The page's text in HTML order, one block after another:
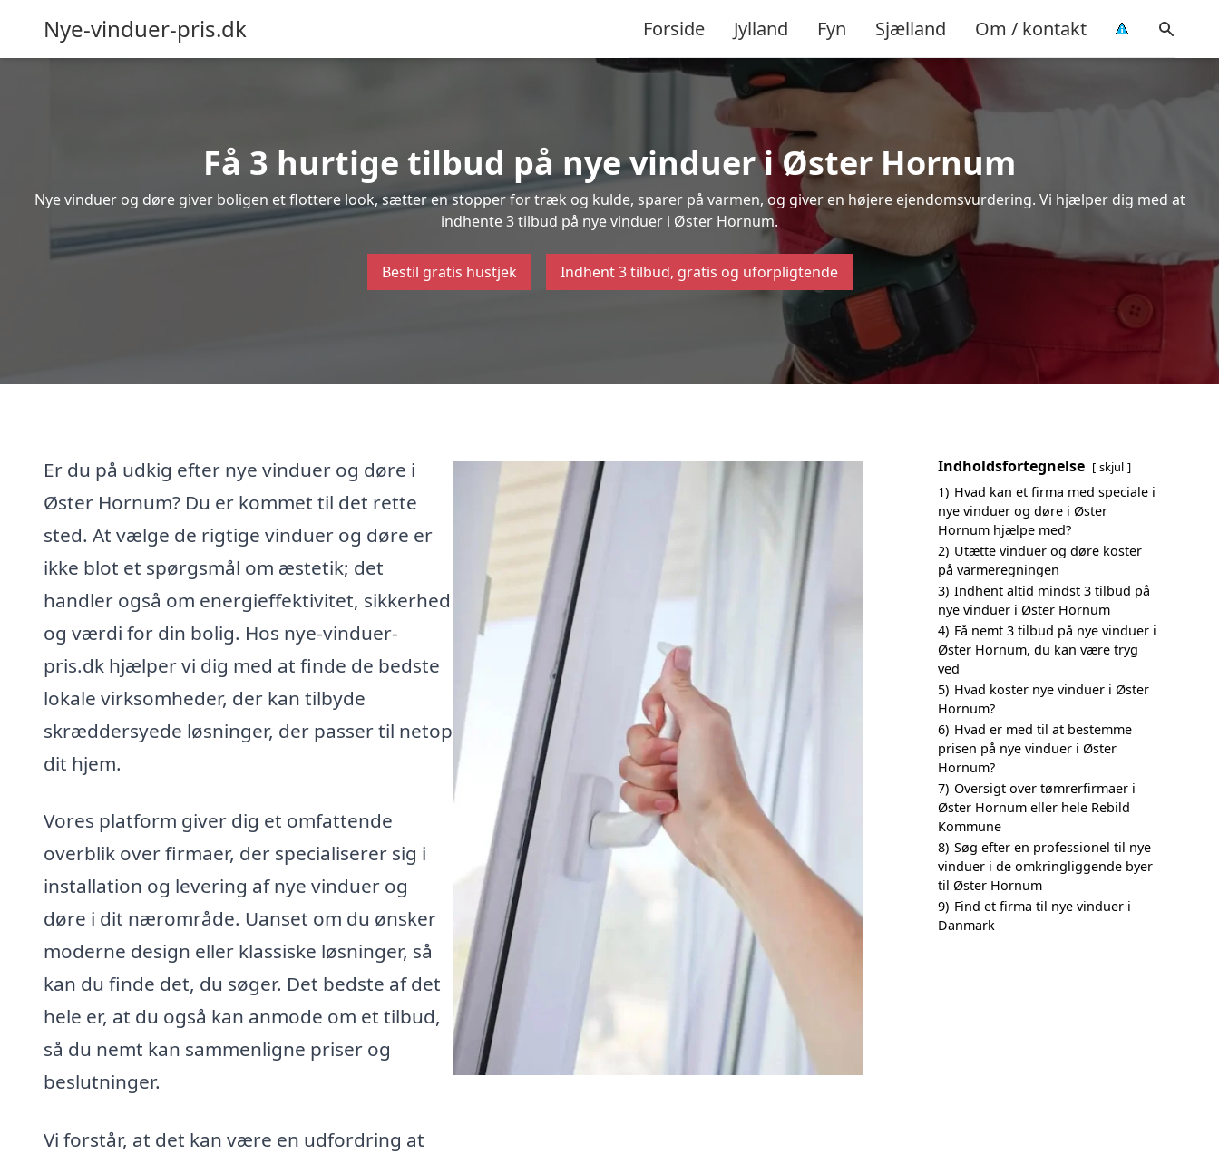
Nye-vinduer-pris.dk Forside Jylland Fyn Sjælland Om / kontakt
Få 3 hurtige tilbud på nye vinduer i Øster Hornum
Nye vinduer og døre giver boligen et flottere look, sætter en stopper for træk og kulde, sparer på varmen, og giver en højere ejendomsvurdering. Vi hjælper dig med at
indhente 3 tilbud på nye vinduer i Øster Hornum.
Bestil gratis hustjek Indhent 3 tilbud, gratis og uforpligtende
Er du på udkig efter nye vinduer og døre i
Øster Hornum? Du er kommet til det rette
sted. At vælge de rigtige vinduer og døre er
ikke blot et spørgsmål om æstetik; det
handler også om energieffektivitet, sikkerhed
og værdi for din bolig. Hos nye-vinduer-
pris.dk hjælper vi dig med at finde de bedste
lokale virksomheder, der kan tilbyde
skræddersyede løsninger, der passer til netop
dit hjem.
Vores platform giver dig et omfattende
overblik over firmaer, der specialiserer sig i
installation og levering af nye vinduer og
døre i dit nærområde. Uanset om du ønsker
moderne design eller klassiske løsninger, så
kan du finde det, du søger. Det bedste af det
hele er, at du også kan anmode om et tilbud,
så du nemt kan sammenligne priser og
beslutninger.
Vi forstår, at det kan være en udfordring at
Indholdsfortegnelse skjul
1) Hvad kan et firma med speciale i
nye vinduer og døre i Øster
Hornum hjælpe med?
2) Utætte vinduer og døre koster
på varmeregningen
3) Indhent altid mindst 3 tilbud på
nye vinduer i Øster Hornum
4) Få nemt 3 tilbud på nye vinduer i
Øster Hornum, du kan være tryg
ved
5) Hvad koster nye vinduer i Øster
Hornum?
6) Hvad er med til at bestemme
prisen på nye vinduer i Øster
Hornum?
7) Oversigt over tømrerfirmaer i
Øster Hornum eller hele Rebild
Kommune
8) Søg efter en professionel til nye
vinduer i de omkringliggende byer
til Øster Hornum
9) Find et firma til nye vinduer i
Danmark